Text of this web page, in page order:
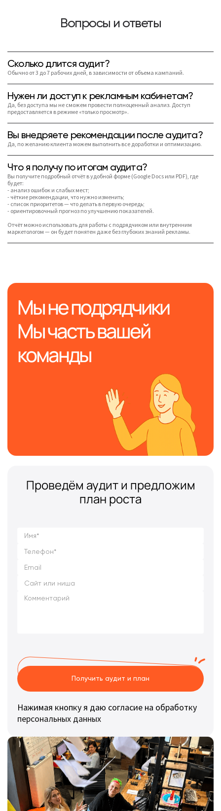
Вопросы и ответы
Сколько длится аудит?
Обычно от 3 до 7 рабочих дней, в зависимости от объема кампаний.
Нужен ли доступ к рекламным кабинетам?
Да, без доступа мы не сможем провести полноценный анализ. Доступ
предоставляется в режиме «только просмотр».
Вы внедряете рекомендации после аудита?
Да, по желанию клиента можем выполнить все доработки и оптимизацию.
Что я получу по итогам аудита?
Вы получите подробный отчёт в удобной форме (Google Docs или PDF), где
будет:
- анализ ошибок и слабых мест;
- чёткие рекомендации, что нужно изменить;
- список приоритетов — что делать в первую очередь;
- ориентировочный прогноз по улучшению показателей.
Отчёт можно использовать для работы с подрядчиком или внутренним
маркетологом — он будет понятен даже без глубоких знаний рекламы.
Мы не подрядчики
Мы часть вашей
команды
Проведём аудит и предложим
план роста
Получить аудит и план
Нажимая кнопку я даю согласие на обработку
персональных данных